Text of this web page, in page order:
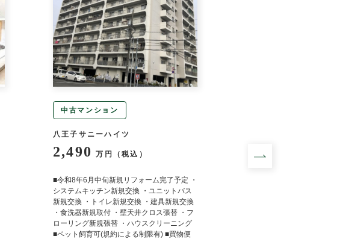
中古マンション
八王子サニーハイツ
2,490 万円（税込）
■令和8年6月中旬新規リフォーム完了予定 ・
システムキッチン新規交換 ・ユニットバス
新規交換 ・トイレ新規交換 ・建具新規交換
・食洗器新規取付 ・壁天井クロス張替 ・フ
ローリング新規張替 ・ハウスクリーニング
■ペット飼育可(規約による制限有) ■買物便
5,998